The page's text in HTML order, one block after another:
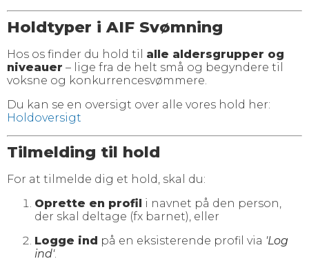
Holdtyper i AIF Svømning
Hos os finder du hold til alle aldersgrupper og
niveauer – lige fra de helt små og begyndere til
voksne og konkurrencesvømmere.
Du kan se en oversigt over alle vores hold her:
Holdoversigt
Tilmelding til hold
For at tilmelde dig et hold, skal du:
Oprette en profil i navnet på den person,
der skal deltage (fx barnet), eller
Logge ind på en eksisterende profil via 'Log
ind'.